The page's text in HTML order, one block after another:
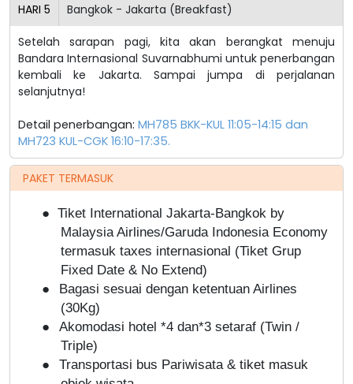
HARI 5 Bangkok - Jakarta (Breakfast)
Setelah sarapan pagi, kita akan berangkat menuju
Bandara Internasional Suvarnabhumi untuk penerbangan
kembali ke Jakarta. Sampai jumpa di perjalanan
selanjutnya!
Detail penerbangan: MH785 BKK-KUL 11:05-14:15 dan
MH723 KUL-CGK 16:10-17:35.
PAKET TERMASUK
● Tiket International Jakarta-Bangkok by
Malaysia Airlines/Garuda Indonesia Economy
termasuk taxes internasional (Tiket Grup
Fixed Date & No Extend)
●
Bagasi sesuai dengan ketentuan Airlines
(30Kg)
●
Akomodasi hotel *4 dan*3 setaraf (Twin /
Triple)
●
Transportasi bus Pariwisata & tiket masuk